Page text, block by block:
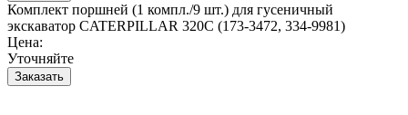
Комплект поршней (1 компл./9 шт.) для гусеничный
экскаватор CATERPILLAR 320C (173-3472, 334-9981)
Цена:
Уточняйте